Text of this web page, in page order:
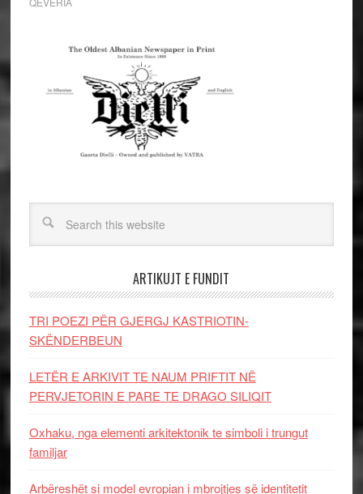
ARTIKUJT E FUNDIT
TRI POEZI PËR GJERGJ KASTRIOTIN-
SKËNDERBEUN
LETËR E ARKIVIT TE NAUM PRIFTIT NË
PERVJETORIN E PARE TE DRAGO SILIQIT
Oxhaku, nga elementi arkitektonik te simboli i trungut
familjar
Arbëreshët si model evropian i mbrojtjes së identitetit